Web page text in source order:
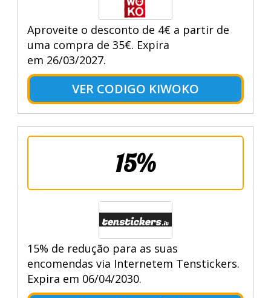
Aproveite o desconto de 4€ a partir de
uma compra de 35€. Expira
em 26/03/2027.
VER CODIGO KIWOKO
15%
15% de redução para as suas
encomendas via Internetem Tenstickers.
Expira em 06/04/2030.